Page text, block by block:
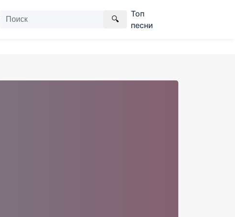
🔍
Топ
песни